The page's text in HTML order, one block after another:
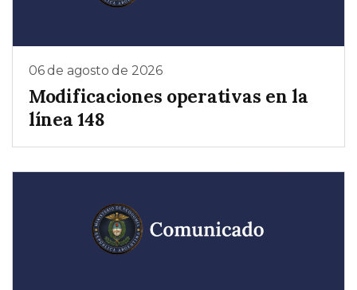
06 de agosto de 2026
Modificaciones operativas en la
línea 148